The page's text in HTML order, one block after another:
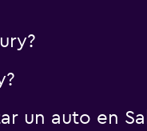
un auto en